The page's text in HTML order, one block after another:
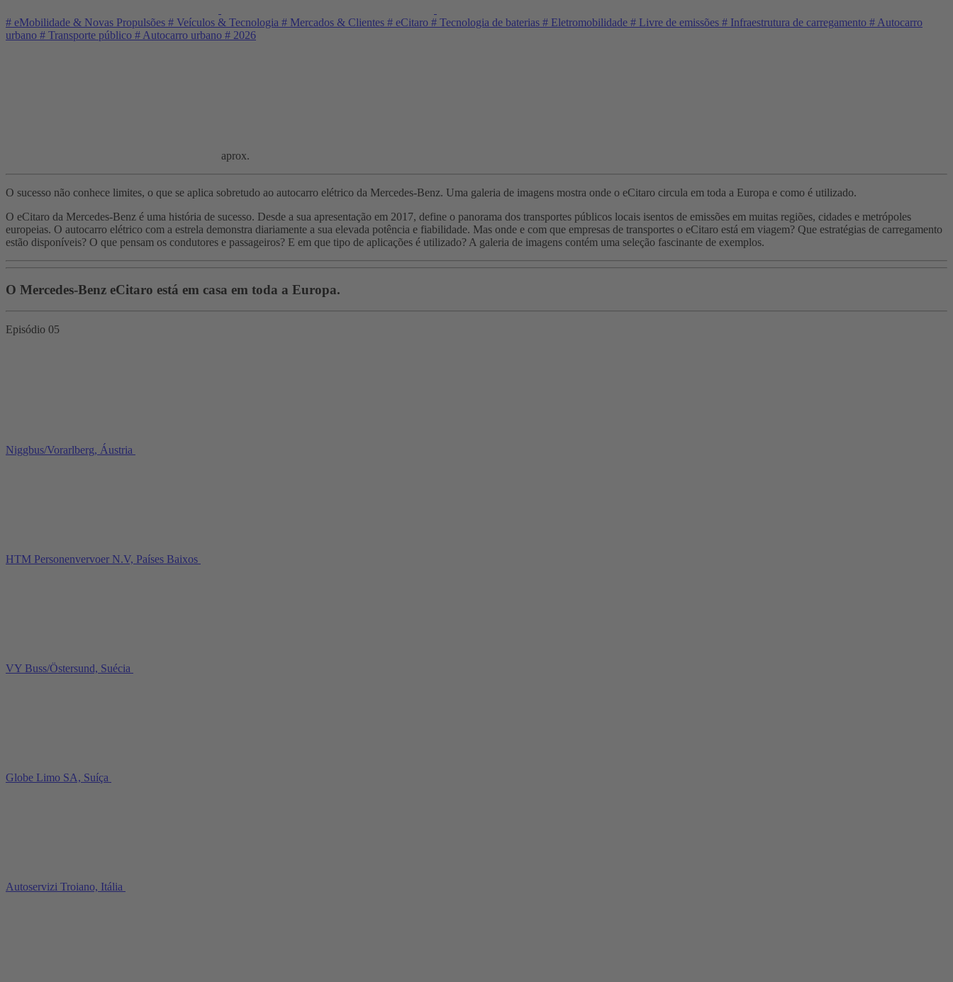
# eMobilidade & Novas Propulsões # Veículos & Tecnologia # Mercados & Clientes # eCitaro # Tecnologia de baterias # Eletromobilidade # Livre de emissões # Infraestrutura de carregamento # Autocarro
urbano # Transporte público # Autocarro urbano # 2026
aprox.
O sucesso não conhece limites, o que se aplica sobretudo ao autocarro elétrico da Mercedes-Benz. Uma galeria de imagens mostra onde o eCitaro circula em toda a Europa e como é utilizado.
O eCitaro da Mercedes-Benz é uma história de sucesso. Desde a sua apresentação em 2017, define o panorama dos transportes públicos locais isentos de emissões em muitas regiões, cidades e metrópoles
europeias. O autocarro elétrico com a estrela demonstra diariamente a sua elevada potência e fiabilidade. Mas onde e com que empresas de transportes o eCitaro está em viagem? Que estratégias de carregamento
estão disponíveis? O que pensam os condutores e passageiros? E em que tipo de aplicações é utilizado? A galeria de imagens contém uma seleção fascinante de exemplos.
O Mercedes-Benz eCitaro está em casa em toda a Europa.
Episódio 05
Niggbus/Vorarlberg, Áustria
HTM Personenvervoer N.V, Países Baixos
VY Buss/Östersund, Suécia
Globe Limo SA, Suíça
Autoservizi Troiano, Itália